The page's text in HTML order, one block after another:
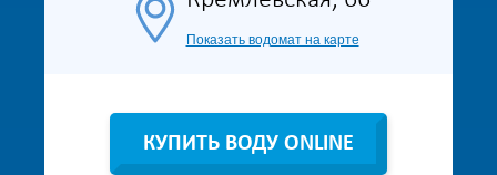
Показать водомат на карте
КУПИТЬ ВОДУ ONLINE